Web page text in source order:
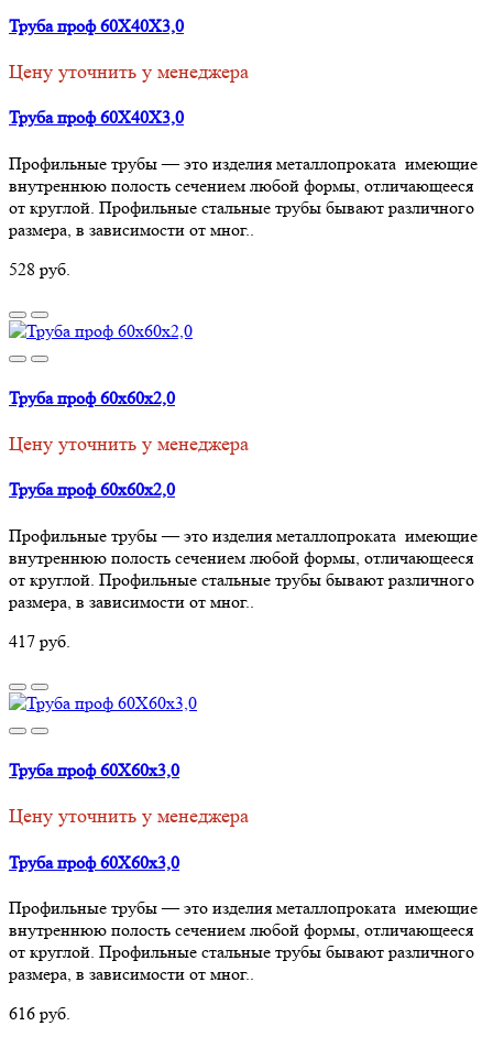
Труба проф 60Х40Х3,0
Цену уточнить у менеджера
Труба проф 60Х40Х3,0
Профильные трубы — это изделия металлопроката имеющие
внутреннюю полость сечением любой формы, отличающееся
от круглой. Профильные стальные трубы бывают различного
размера, в зависимости от мног..
528 руб.
Труба проф 60х60х2,0
Цену уточнить у менеджера
Труба проф 60х60х2,0
Профильные трубы — это изделия металлопроката имеющие
внутреннюю полость сечением любой формы, отличающееся
от круглой. Профильные стальные трубы бывают различного
размера, в зависимости от мног..
417 руб.
Труба проф 60Х60х3,0
Цену уточнить у менеджера
Труба проф 60Х60х3,0
Профильные трубы — это изделия металлопроката имеющие
внутреннюю полость сечением любой формы, отличающееся
от круглой. Профильные стальные трубы бывают различного
размера, в зависимости от мног..
616 руб.